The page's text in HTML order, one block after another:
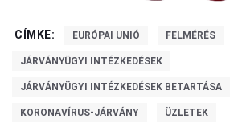
CÍMKE: EURÓPAI UNIÓ FELMÉRÉS
JÁRVÁNYÜGYI INTÉZKEDÉSEK
JÁRVÁNYÜGYI INTÉZKEDÉSEK BETARTÁSA
KORONAVÍRUS-JÁRVÁNY ÜZLETEK